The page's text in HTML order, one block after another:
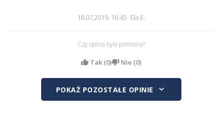
18.07.2019, 16:45 Ela E.
Czy opinia była pomocna?
Tak (0) Nie (0)
POKAŻ POZOSTAŁE OPINIE keyboard_arrow_down